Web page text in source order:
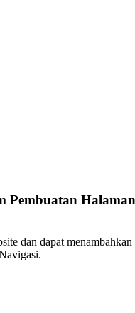
Pembuatan
dan dapat